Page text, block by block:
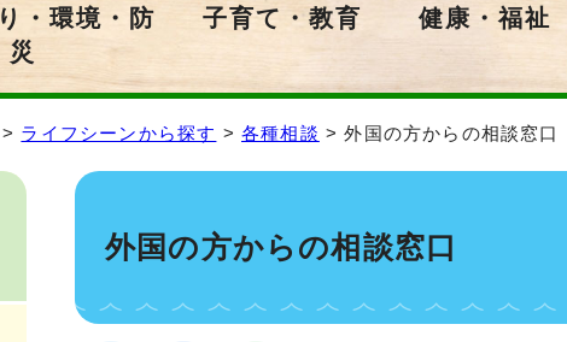
・環境・防
災
子育て・教育 健康・福祉
> ライフシーンから探す >各種相談 > 外国の方からの相談窓口
外国の方からの相談窓口